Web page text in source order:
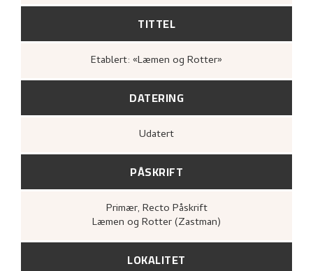
TITTEL
Etablert: «Læmen og Rotter»
DATERING
Udatert
PÅSKRIFT
Primær, Recto Påskrift
Læmen og Rotter (Zastman)
LOKALITET